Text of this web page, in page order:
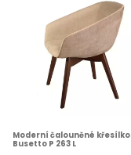
Moderní čalouněné křesílko
Busetto P 263 L